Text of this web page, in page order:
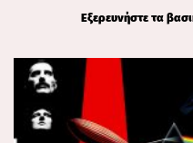
Εξερευνήστε τα